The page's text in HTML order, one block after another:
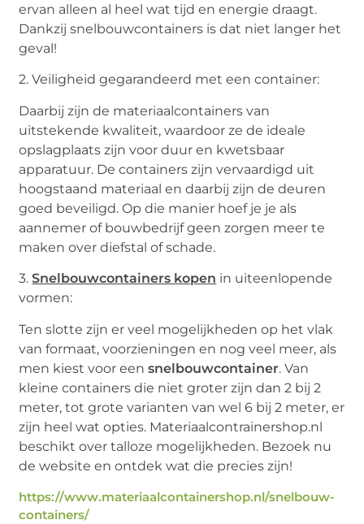
ervan alleen al heel wat tijd en energie draagt.
Dankzij snelbouwcontainers is dat niet langer het
geval!
2. Veiligheid gegarandeerd met een container:
Daarbij zijn de materiaalcontainers van
uitstekende kwaliteit, waardoor ze de ideale
opslagplaats zijn voor duur en kwetsbaar
apparatuur. De containers zijn vervaardigd uit
hoogstaand materiaal en daarbij zijn de deuren
goed beveiligd. Op die manier hoef je je als
aannemer of bouwbedrijf geen zorgen meer te
maken over diefstal of schade.
3.Snelbouwcontainers kopen in uiteenlopende
vormen:
Ten slotte zijn er veel mogelijkheden op het vlak
van formaat, voorzieningen en nog veel meer, als
men kiest voor eensnelbouwcontainer. Van
kleine containers die niet groter zijn dan 2 bij 2
meter, tot grote varianten van wel 6 bij 2 meter, er
zijn heel wat opties. Materiaalcontrainershop.nl
beschikt over talloze mogelijkheden. Bezoek nu
de website en ontdek wat die precies zijn!
https://www.materiaalcontainershop.nl/snelbouw-
containers/